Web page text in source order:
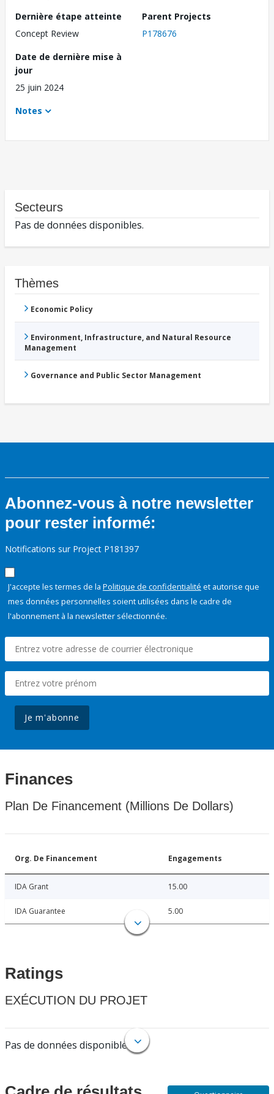
Dernière étape atteinte
Concept Review
Parent Projects
P178676
Date de dernière mise à
jour
25 juin 2024
Notes
Secteurs
Pas de données disponibles.
Thèmes
Economic Policy
Environment, Infrastructure, and Natural Resource
Management
Governance and Public Sector Management
Abonnez-vous à notre newsletter
pour rester informé:
Notifications sur Project P181397
J'accepte les termes de la Politique de confidentialité et autorise que
mes données personnelles soient utilisées dans le cadre de
l'abonnement à la newsletter sélectionnée.
Je m'abonne
Finances
Plan De Financement (Millions De Dollars)
Org. De Financement Engagements
IDA Grant 15.00
IDA Guarantee 5.00
Ratings
EXÉCUTION DU PROJET
Pas de données disponibles.